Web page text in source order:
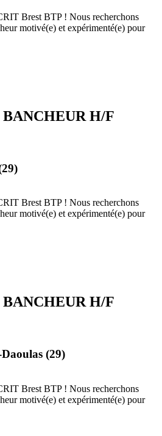
Brest BTP ! Nous recherchons
motivé(e) et expérimenté(e) pour
H/F
Brest BTP ! Nous recherchons
motivé(e) et expérimenté(e) pour
H/F
(29)
Brest BTP ! Nous recherchons
motivé(e) et expérimenté(e) pour